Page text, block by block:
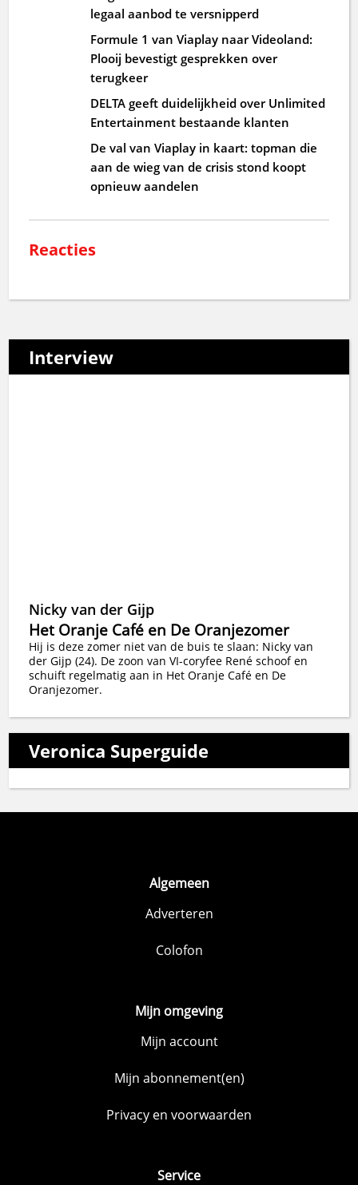
legaal aanbod te versnipperd
Formule 1 van Viaplay naar Videoland:
Plooij bevestigt gesprekken over
terugkeer
DELTA geeft duidelijkheid over Unlimited
Entertainment bestaande klanten
De val van Viaplay in kaart: topman die
aan de wieg van de crisis stond koopt
opnieuw aandelen
Reacties
Interview
Nicky van der Gijp
Het Oranje Café en De Oranjezomer
Hij is deze zomer niet van de buis te slaan: Nicky van
der Gijp (24). De zoon van VI-coryfee René schoof en
schuift regelmatig aan in Het Oranje Café en De
Oranjezomer.
Veronica Superguide
Algemeen
Adverteren
Colofon
Mijn omgeving
Mijn account
Mijn abonnement(en)
Privacy en voorwaarden
Service